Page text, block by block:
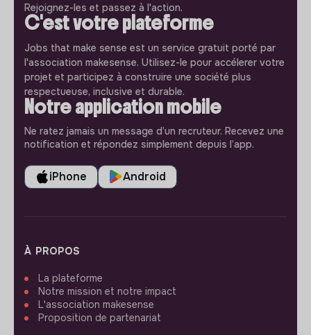
Rejoignez-les et passez à l'action.
C'est votre plateforme
Jobs that make sense est un service gratuit porté par
l'association makesense. Utilisez-le pour accélerer votre
projet et participez à construire une société plus
respectueuse, inclusive et durable.
Notre application mobile
Ne ratez jamais un message d’un recruteur. Recevez une
notification et répondez simplement depuis l’app.
iPhone Android
À PROPOS
La plateforme
Notre mission et notre impact
L'association makesense
Proposition de partenariat